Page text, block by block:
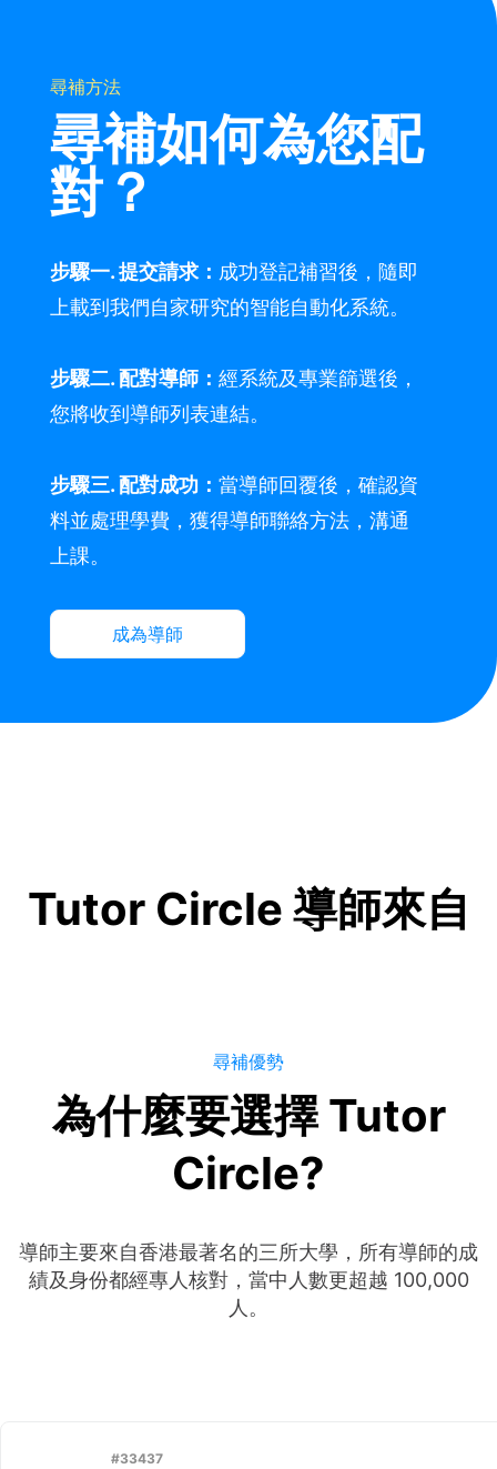
尋補方法
尋補如何為您配
對？
步驟一. 提交請求： 成功登記補習後，隨即
上載到我們自家研究的智能自動化系統。
步驟二. 配對導師： 經系統及專業篩選後，
您將收到導師列表連結。
步驟三. 配對成功： 當導師回覆後，確認資
料並處理學費，獲得導師聯絡方法，溝通
上課。
成為導師
Tutor Circle 導師來自
尋補優勢
為什麼要選擇 Tutor
Circle?
導師主要來自香港最著名的三所大學，所有導師的成
績及身份都經專人核對，當中人數更超越 100,000
人。
#33437